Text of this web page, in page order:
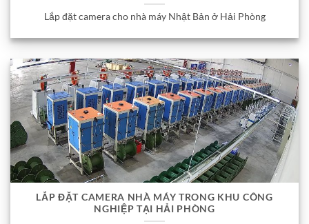
Lắp đặt camera cho nhà máy Nhật Bản ở Hải Phòng
LẮP ĐẶT CAMERA NHÀ MÁY TRONG KHU CÔNG
NGHIỆP TẠI HẢI PHÒNG